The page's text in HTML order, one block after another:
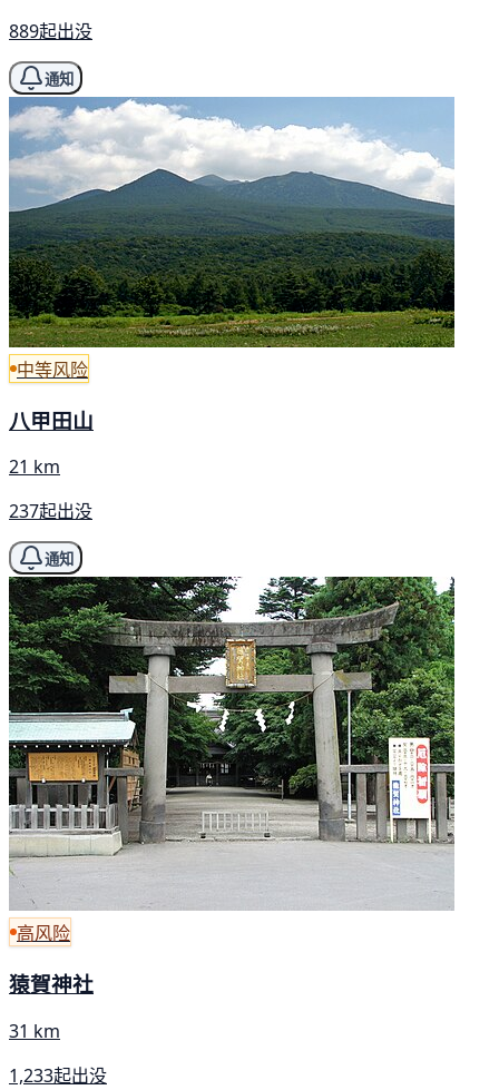
889起出没
通知
中等风险
八甲田山
21 km
237起出没
通知
高风险
猿賀神社
31 km
1,233起出没